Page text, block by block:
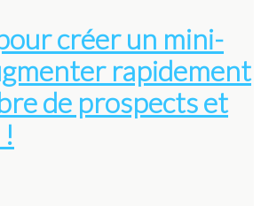
créer un mini-
rapidement
de prospects et